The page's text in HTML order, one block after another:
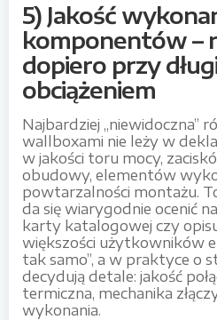
5) Jakość
komponentów –
dopiero przy
obciążeniem
Najbardziej „niewidoczna”
wallboxami nie leży w
w jakości toru mocy,
obudowy, elementów
powtarzalności montażu.
da się wiarygodnie ocenić
karty katalogowej czy
większości użytkowników
tak samo”, a w praktyce o
decydują detale: jakość
termiczna, mechanika
wykonania.